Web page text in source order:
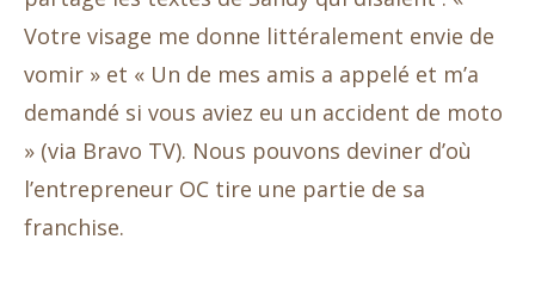
Votre visage me donne littéralement envie de
vomir » et « Un de mes amis a appelé et m’a
demandé si vous aviez eu un accident de moto
» (via Bravo TV). Nous pouvons deviner d’où
l’entrepreneur OC tire une partie de sa
franchise.